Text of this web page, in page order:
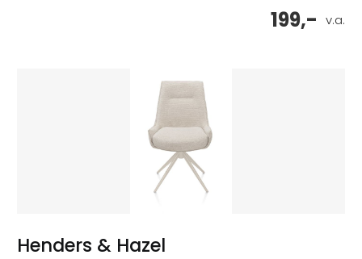
v.a.
199,-
Henders & Hazel